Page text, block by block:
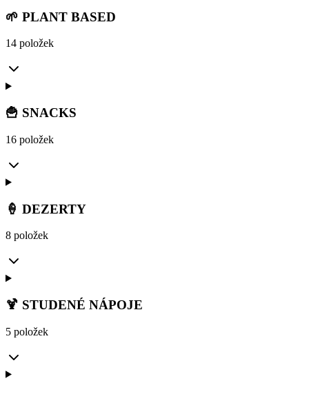
🌱 PLANT BASED
14 položek
🍟 SNACKS
16 položek
🍦 DEZERTY
8 položek
🍹 STUDENÉ NÁPOJE
5 položek